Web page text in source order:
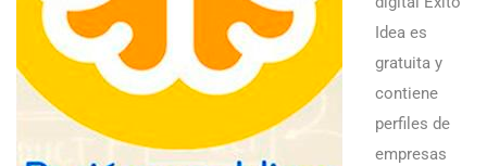
Idea es
gratuita y
contiene
perfiles de
empresas